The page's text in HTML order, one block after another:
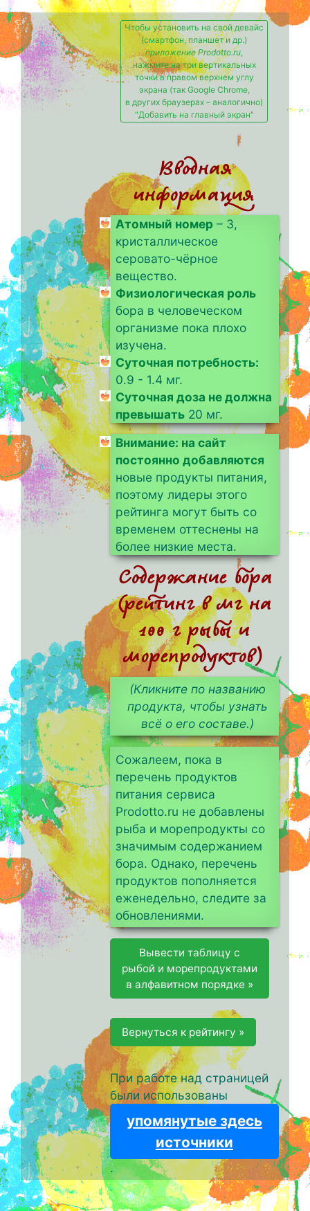
Чтобы установить на свой девайс
(смартфон, планшет и др.)
приложение Prodotto.ru,
нажмите на три вертикальных
точки в правом верхнем углу
экрана (так Google Chrome,
в других браузерах – аналогично)
"Добавить на главный экран"
Вводная
информация
Атомный номер – 3,
кристаллическое
серовато-чёрное
вещество.
Физиологическая роль
бора в человеческом
организме пока плохо
изучена.
Суточная потребность:
0.9 - 1.4 мг.
Суточная доза не должна
превышать 20 мг.
Внимание: на сайт
постоянно добавляются
новые продукты питания,
поэтому лидеры этого
рейтинга могут быть со
временем оттеснены на
более низкие места.
Содержание бора
(рейтинг в мг на
100 г рыбы и
морепродуктов)
(Кликните по названию
продукта, чтобы узнать
всё о его составе.)
Сожалеем, пока в
перечень продуктов
питания сервиса
Prodotto.ru не добавлены
рыба и морепродукты со
значимым содержанием
бора. Однако, перечень
продуктов пополняется
еженедельно, следите за
обновлениями.
Вывести таблицу с
рыбой и морепродуктами
в алфавитном порядке »
Вернуться к рейтингу »
При работе над страницей
были использованы
упомянутые здесь
источники
.